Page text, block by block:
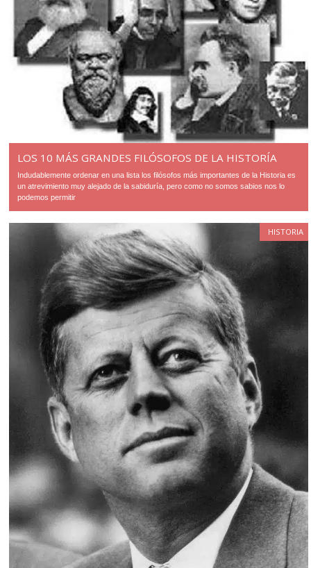
LOS 10 MÁS GRANDES FILÓSOFOS DE LA HISTORÍA
Indudablemente ordenar en una lista los filósofos más importantes de la Historia es
un atrevimiento muy alejado de la sabiduría, pero como no somos sabios nos lo
podemos permitir
HISTORIA